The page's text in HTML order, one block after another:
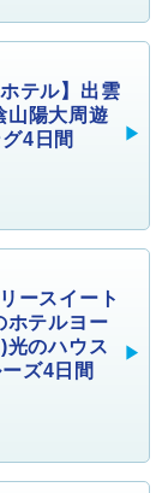
テル】出雲
山陽大周遊
4日間
ースイート
ホテルヨー
光のハウス
ズ4日間